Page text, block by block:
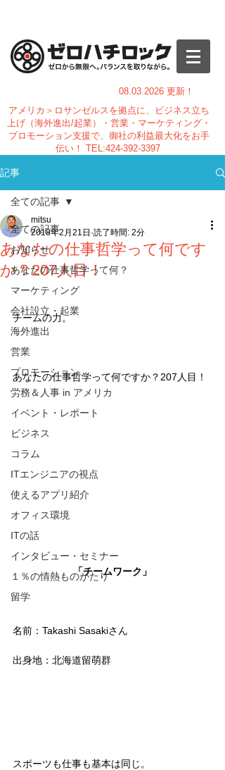
08.03.2026 更新！
アメリカ＞ロサンゼルスを拠点に、ビジネス立ち
上げ（海外進出/起業）・営業・マーケティング・
プロモーション支援で、御社の利益最大化をお手
伝い！ TEL:424-392-3397
記事
全ての記事
お知らせ
あなたの仕事哲学って何？
マーケティング
会社設立・起業
海外進出
営業
プロモーション
労務＆人事 in アメリカ
イベント・レポート
ビジネス
コラム
ITエンジニアの視点
使えるアプリ紹介
オフィス環境
ITの話
インタビュー・セミナー
１％の情熱ものがたり
留学
全ての記事
あなたの仕事哲学って何です
か？207人目！
mitsu
2018年2月21日 読了時間: 2分
チームの力。
あなたの仕事哲学って何ですか？207人目！
「チームワーク」
名前：Takashi Sasakiさん
出身地：北海道留萌群
スポーツも仕事も基本は同じ。